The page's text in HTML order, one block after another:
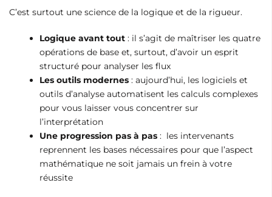
C’est surtout une science de la logique et de la rigueur.
Logique avant tout : il s’agit de maîtriser les quatre
opérations de base et, surtout, d’avoir un esprit
structuré pour analyser les flux
Les outils modernes : aujourd’hui, les logiciels et
outils d’analyse automatisent les calculs complexes
pour vous laisser vous concentrer sur
l’interprétation
Une progression pas à pas : les intervenants
reprennent les bases nécessaires pour que l’aspect
mathématique ne soit jamais un frein à votre
réussite